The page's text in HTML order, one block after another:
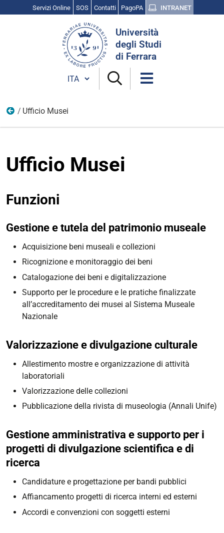
Servizi Online SOS Contatti PagoPA INTRANET
Università
degli Studi
di Ferrara
Cambia lingua
Uffici
Ufficio Musei
Ufficio Musei
Funzioni
Gestione e tutela del patrimonio museale
Acquisizione beni museali e collezioni
Ricognizione e monitoraggio dei beni
Catalogazione dei beni e digitalizzazione
Supporto per le procedure e le pratiche finalizzate
all’accreditamento dei musei al Sistema Museale
Nazionale
Valorizzazione e divulgazione culturale
Allestimento mostre e organizzazione di attività
laboratoriali
Valorizzazione delle collezioni
Pubblicazione della rivista di museologia (Annali Unife)
Gestione amministrativa e supporto per i
progetti di divulgazione scientifica e di
ricerca
Candidature e progettazione per bandi pubblici
Affiancamento progetti di ricerca interni ed esterni
Accordi e convenzioni con soggetti esterni